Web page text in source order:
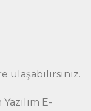
ulaşabilirsiniz.
E-